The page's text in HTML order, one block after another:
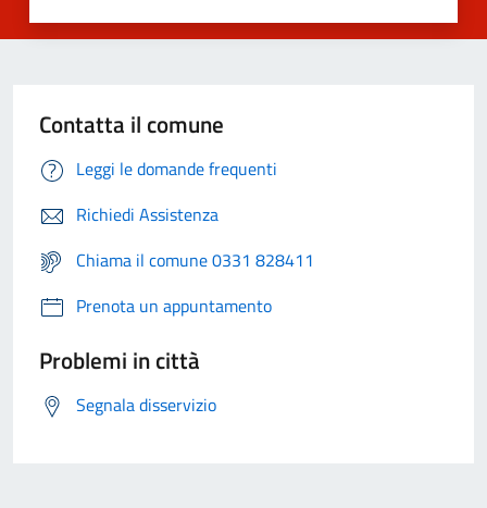
Contatta il comune
Leggi le domande frequenti
Richiedi Assistenza
Chiama il comune 0331 828411
Prenota un appuntamento
Problemi in città
Segnala disservizio